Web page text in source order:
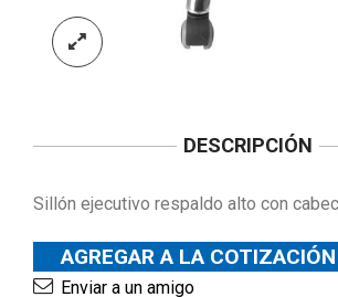
DESCRIPCIÓN
Sillón ejecutivo respaldo alto con
AGREGAR A LA COTIZACIÓN
Enviar a un amigo